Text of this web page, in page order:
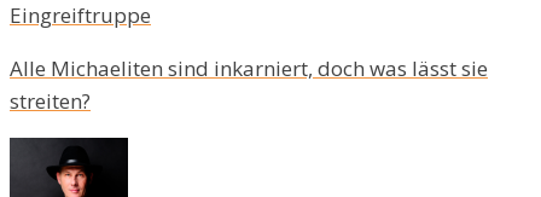
Eingreiftruppe
Alle Michaeliten sind inkarniert, doch was lässt sie
streiten?